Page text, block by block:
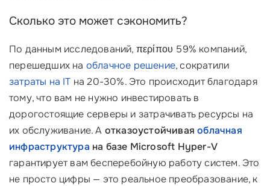
Сколько это может сэкономить?
По данным исследований, περίπου 59% компаний,
перешедших на облачное решение, сократили
затраты на IT на 20-30%. Это происходит благодаря
тому, что вам не нужно инвестировать в
дорогостоящие серверы и затрачивать ресурсы на
их обслуживание. А отказоустойчиваяоблачная
инфраструктура на базе Microsoft Hyper-V
гарантирует вам бесперебойную работу систем. Это
не просто цифры — это реальное преобразование, к